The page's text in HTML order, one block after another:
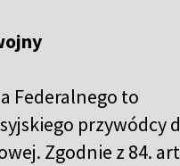
Federalnego to
przywódcy
Zgodnie z 84.